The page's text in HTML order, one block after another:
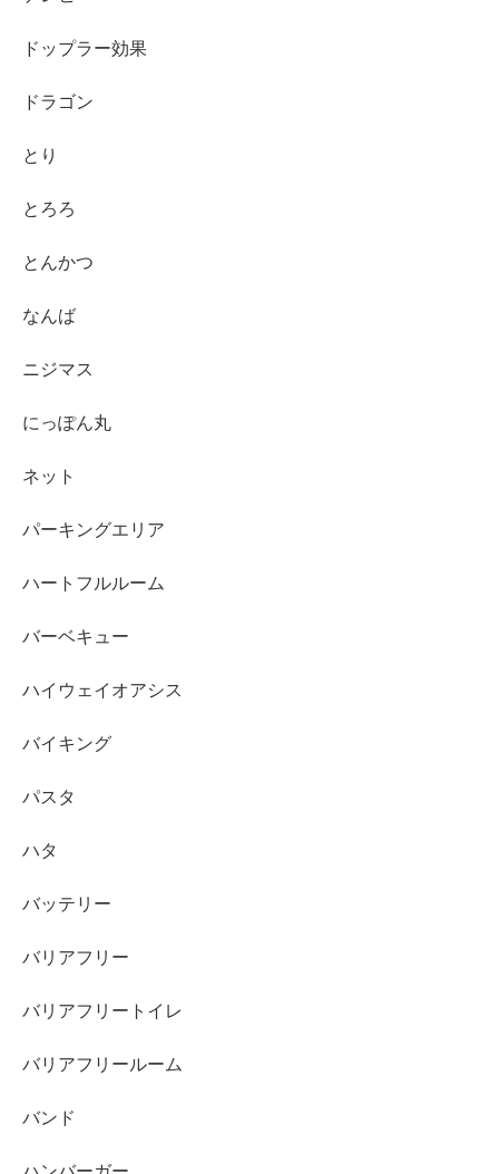
ドップラー効果
ドラゴン
とり
とろろ
とんかつ
なんば
ニジマス
にっぽん丸
ネット
パーキングエリア
ハートフルルーム
バーベキュー
ハイウェイオアシス
バイキング
パスタ
ハタ
バッテリー
バリアフリー
バリアフリートイレ
バリアフリールーム
バンド